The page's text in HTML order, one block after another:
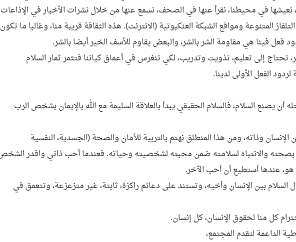
نعيشها في محيطنا، نقرأ عنها في الصحف، نسمع عنها من خلال نشرات الأخبار في الإذاعات
المتنوعة ومواقع الشبكة العنكبوتية (الانترنت). هذه الثقافة قريبة منا، وغالبا ما تكون
فعل فينا هي مقاومة الشر بالشر، والبعض يقاوم للأسف الخير أيضا بالشر.
تحتاج إلى تعليم، تذويت وتدريب، لكي تنغرس في أعماق كياننا فتثمر ثمار السلام
الفعل الأولى لدينا.
أن يصنع السلام، فالسلام الحقيقي يبدأ بالعلاقة السليمة مع الله بالإيمان بشخص الرب
وذاته، ومن هذا المنطلق نهتم بالتربية للأمان والصحة (الجسدية، النفسية
بصحته والانتباه لسلامته ضمن محبته لشخصيته وحياته. فعندما أحب ذاتي واقدر
عندها أستطيع أن أحب الآخر.
السلام بين الإنسان وأخيه، وتستند على دعائم راكزة، ثابتة، غير متزعزعة، وتتعمق في
كل منا لحقوق الإنسان، كل إنسان.
الداعمة لتقدم المجتمع،